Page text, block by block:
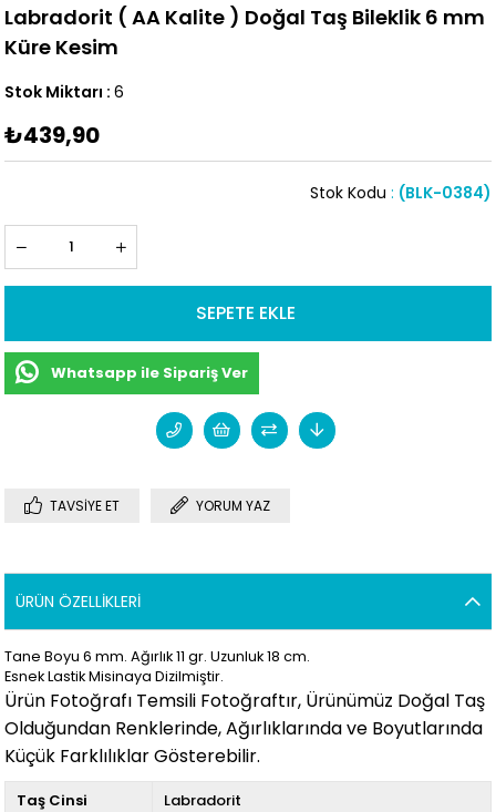
Labradorit ( AA Kalite ) Doğal Taş Bileklik 6 mm
Küre Kesim
Stok Miktarı : 6
₺439,90
(BLK-0384)
Stok Kodu
Whatsapp ile Sipariş Ver
TAVSIYE ET YORUM YAZ
ÜRÜN ÖZELLIKLERI
Tane Boyu 6 mm. Ağırlık 11 gr. Uzunluk 18 cm.
Esnek Lastik Misinaya Dizilmiştir.
Ürün Fotoğrafı Temsili Fotoğraftır, Ürünümüz Doğal Taş
Olduğundan Renklerinde, Ağırlıklarında ve Boyutlarında
Küçük Farklılıklar Gösterebilir.
Taş Cinsi
Labradorit